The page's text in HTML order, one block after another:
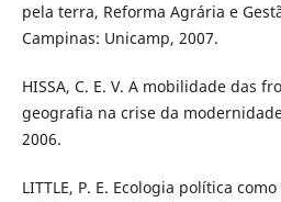
pela terra, Reforma Agrária e
Campinas: Unicamp, 2007.
HISSA, C. E. V. A mobilidade das
geografia na crise da
2006.
LITTLE, P. E. Ecologia política